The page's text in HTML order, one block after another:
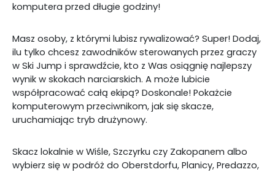
komputera przed długie godziny!
Masz osoby, z którymi lubisz rywalizować? Super! Dodaj,
ilu tylko chcesz zawodników sterowanych przez graczy
w Ski Jump i sprawdźcie, kto z Was osiągnię najlepszy
wynik w skokach narciarskich. A może lubicie
współpracować całą ekipą? Doskonale! Pokażcie
komputerowym przeciwnikom, jak się skacze,
uruchamiając tryb drużynowy.
Skacz lokalnie w Wiśle, Szczyrku czy Zakopanem albo
wybierz się w podróż do Oberstdorfu, Planicy, Predazzo,